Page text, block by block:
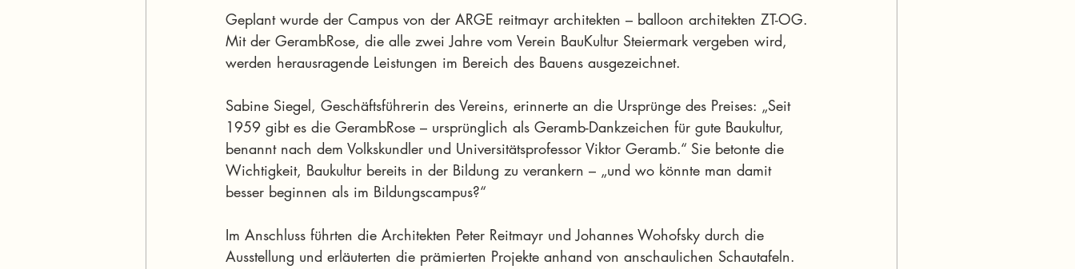
Geplant wurde der Campus von der ARGE reitmayr architekten – balloon architekten ZT-OG.
Mit der GerambRose, die alle zwei Jahre vom Verein BauKultur Steiermark vergeben wird,
werden herausragende Leistungen im Bereich des Bauens ausgezeichnet.
Sabine Siegel, Geschäftsführerin des Vereins, erinnerte an die Ursprünge des Preises: „Seit
1959 gibt es die GerambRose – ursprünglich als Geramb-Dankzeichen für gute Baukultur,
benannt nach dem Volkskundler und Universitätsprofessor Viktor Geramb.“ Sie betonte die
Wichtigkeit, Baukultur bereits in der Bildung zu verankern – „und wo könnte man damit
besser beginnen als im Bildungscampus?“
Im Anschluss führten die Architekten Peter Reitmayr und Johannes Wohofsky durch die
Ausstellung und erläuterten die prämierten Projekte anhand von anschaulichen Schautafeln.